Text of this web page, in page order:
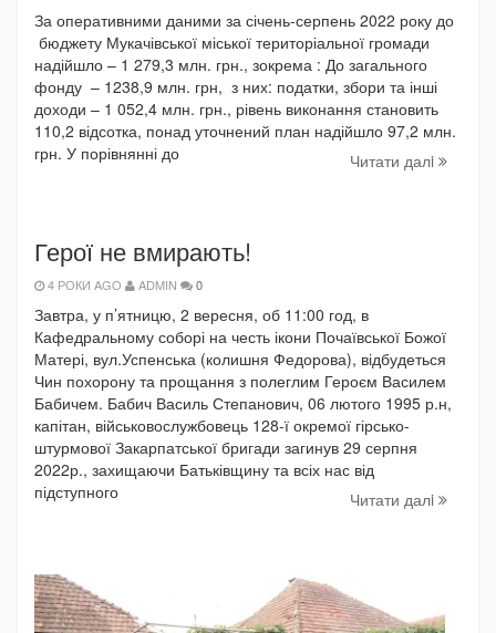
За оперативними даними за січень-серпень 2022 року до
бюджету Мукачівської міської територіальної громади
надійшло – 1 279,3 млн. грн., зокрема : До загального
фонду – 1238,9 млн. грн, з них: податки, збори та інші
доходи – 1 052,4 млн. грн., рівень виконання становить
110,2 відсотка, понад уточнений план надійшло 97,2 млн.
грн. У порівнянні до
Читати далi
Герої не вмирають!
4 РОКИ AGO ADMIN 0
Завтра, у п’ятницю, 2 вересня, об 11:00 год, в
Кафедральному соборі на честь ікони Почаївської Божої
Матері, вул.Успенська (колишня Федорова), відбудеться
Чин похорону та прощання з полеглим Героєм Василем
Бабичем. Бабич Василь Степанович, 06 лютого 1995 р.н,
капітан, військовослужбовець 128-ї окремої гірсько-
штурмової Закарпатської бригади загинув 29 серпня
2022р., захищаючи Батьківщину та всіх нас від
підступного
Читати далi